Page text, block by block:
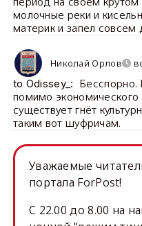
молочные реки и
материк и запел совсем
Николай Орлов
to Odissey_: Бесспорно.
помимо экономического
существует гнёт
таким вот шуфричам.
Уважаемые
портала ForPost!
C 22.00 до 8.00 на